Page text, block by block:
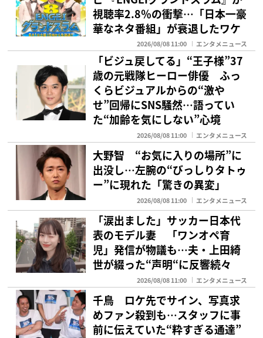
視聴率2.8％の衝撃…「日本一豪
華なネタ番組」が衰退したワケ
2026/08/08 11:00 エンタメニュース
「ビジュ戻してる」“王子様”37
歳の元戦隊ヒーロー俳優 ふっ
くらビジュアルからの“激や
せ”回帰にSNS騒然…語ってい
た“加齢を気にしない”心境
2026/08/08 11:00 エンタメニュース
大野智 “お気に入りの場所”に
出没し…左腕の“びっしりタトゥ
ー”に現れた「驚きの異変」
2026/08/08 11:00 エンタメニュース
「涙出ました」サッカー日本代
表のモデル妻 「ワンオペ育
児」発信が物議も…夫・上田綺
世が綴った“声明“に反響続々
2026/08/08 11:00 エンタメニュース
千鳥 ロケ先でサイン、写真求
めファン殺到も…スタッフに事
前に伝えていた“粋すぎる通達”